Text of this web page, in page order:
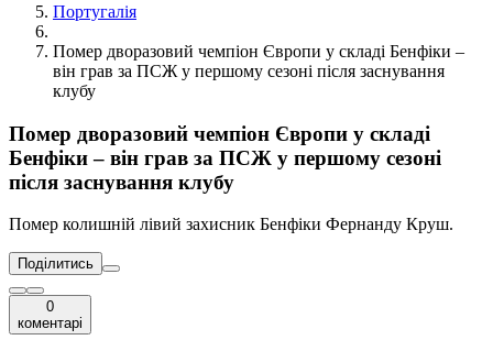
Португалія
Помер дворазовий чемпіон Європи у складі Бенфіки –
він грав за ПСЖ у першому сезоні після заснування
клубу
Помер дворазовий чемпіон Європи у складі
Бенфіки – він грав за ПСЖ у першому сезоні
після заснування клубу
Помер колишній лівий захисник Бенфіки Фернанду Круш.
Поділитись
0
коментарі